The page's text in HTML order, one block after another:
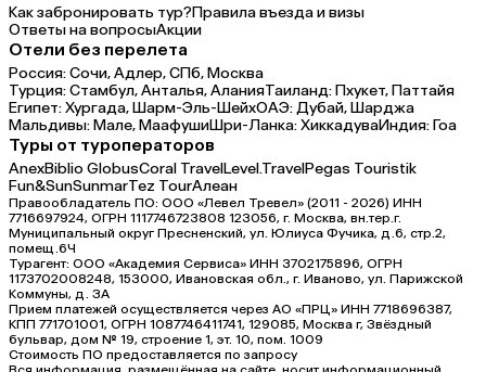
Как забронировать тур?Правила въезда и визы
Ответы на вопросыАкции
Отели без перелета
Россия:Сочи,Адлер,СПб,Москва
Турция:Стамбул,Анталья,АланияТаиланд:Пхукет,Паттайя
Египет:Хургада,Шарм-Эль-ШейхОАЭ:Дубай,Шарджа
Мальдивы:Мале,МаафушиШри-Ланка:ХиккадуваИндия:Гоа
Туры от туроператоров
AnexBiblio GlobusCoral TravelLevel.TravelPegas Touristik
Fun&SunSunmarTez TourАлеан
Правообладатель ПО: ООО «Левел Тревел» (2011 - 2026) ИНН
7716697924, ОГРН 1117746723808 123056, г. Москва, вн.тер.г.
Муниципальный округ Пресненский, ул. Юлиуса Фучика, д.6, стр.2,
помещ.6Ч
Турагент: ООО «Академия Сервиса» ИНН 3702175896, ОГРН
1173702008248, 153000, Ивановская обл., г. Иваново, ул. Парижской
Коммуны, д. ЗА
Прием платежей осуществляется через АО «ПРЦ» ИНН 7718696387,
КПП 771701001, ОГРН 1087746411741, 129085, Москва г, Звёздный
бульвар, дом № 19, строение 1, эт. 10, пом. 1009
Стоимость ПО предоставляется по запросу